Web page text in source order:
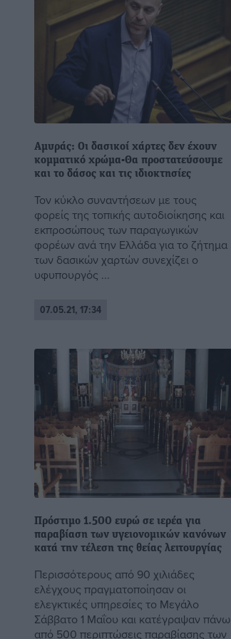
Αμυράς: Οι δασικοί χάρτες δεν έχουν
κομματικό χρώμα-Θα προστατεύσουμε
και το δάσος και τις ιδιοκτησίες
Τον κύκλο συναντήσεων με τους
φορείς της τοπικής αυτοδιοίκησης και
εκπροσώπους των παραγωγικών
φορέων ανά την Ελλάδα για το ζήτημα
των δασικών χαρτών συνεχίζει ο
υφυπουργός ...
07.05.21, 17:34
Πρόστιμο 1.500 ευρώ σε ιερέα για
παραβίαση των υγειονομικών κανόνων
κατά την τέλεση της θείας λειτουργίας
Περισσότερους από 90 χιλιάδες
ελέγχους πραγματοποίησαν οι
ελεγκτικές υπηρεσίες το Μεγάλο
Σάββατο 1 Μαΐου και κατέγραψαν πάνω
από 500 περιπτώσεις παραβίασης των